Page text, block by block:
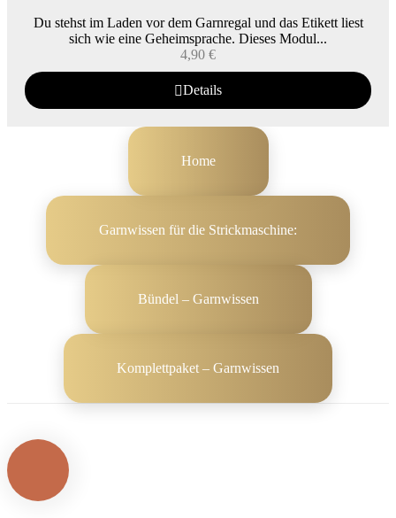
Du stehst im Laden vor dem Garnregal und das Etikett liest
sich wie eine Geheimsprache. Dieses Modul...
4,90 €
Details
Home
Garnwissen für die Strickmaschine:
Bündel – Garnwissen
Komplettpaket – Garnwissen